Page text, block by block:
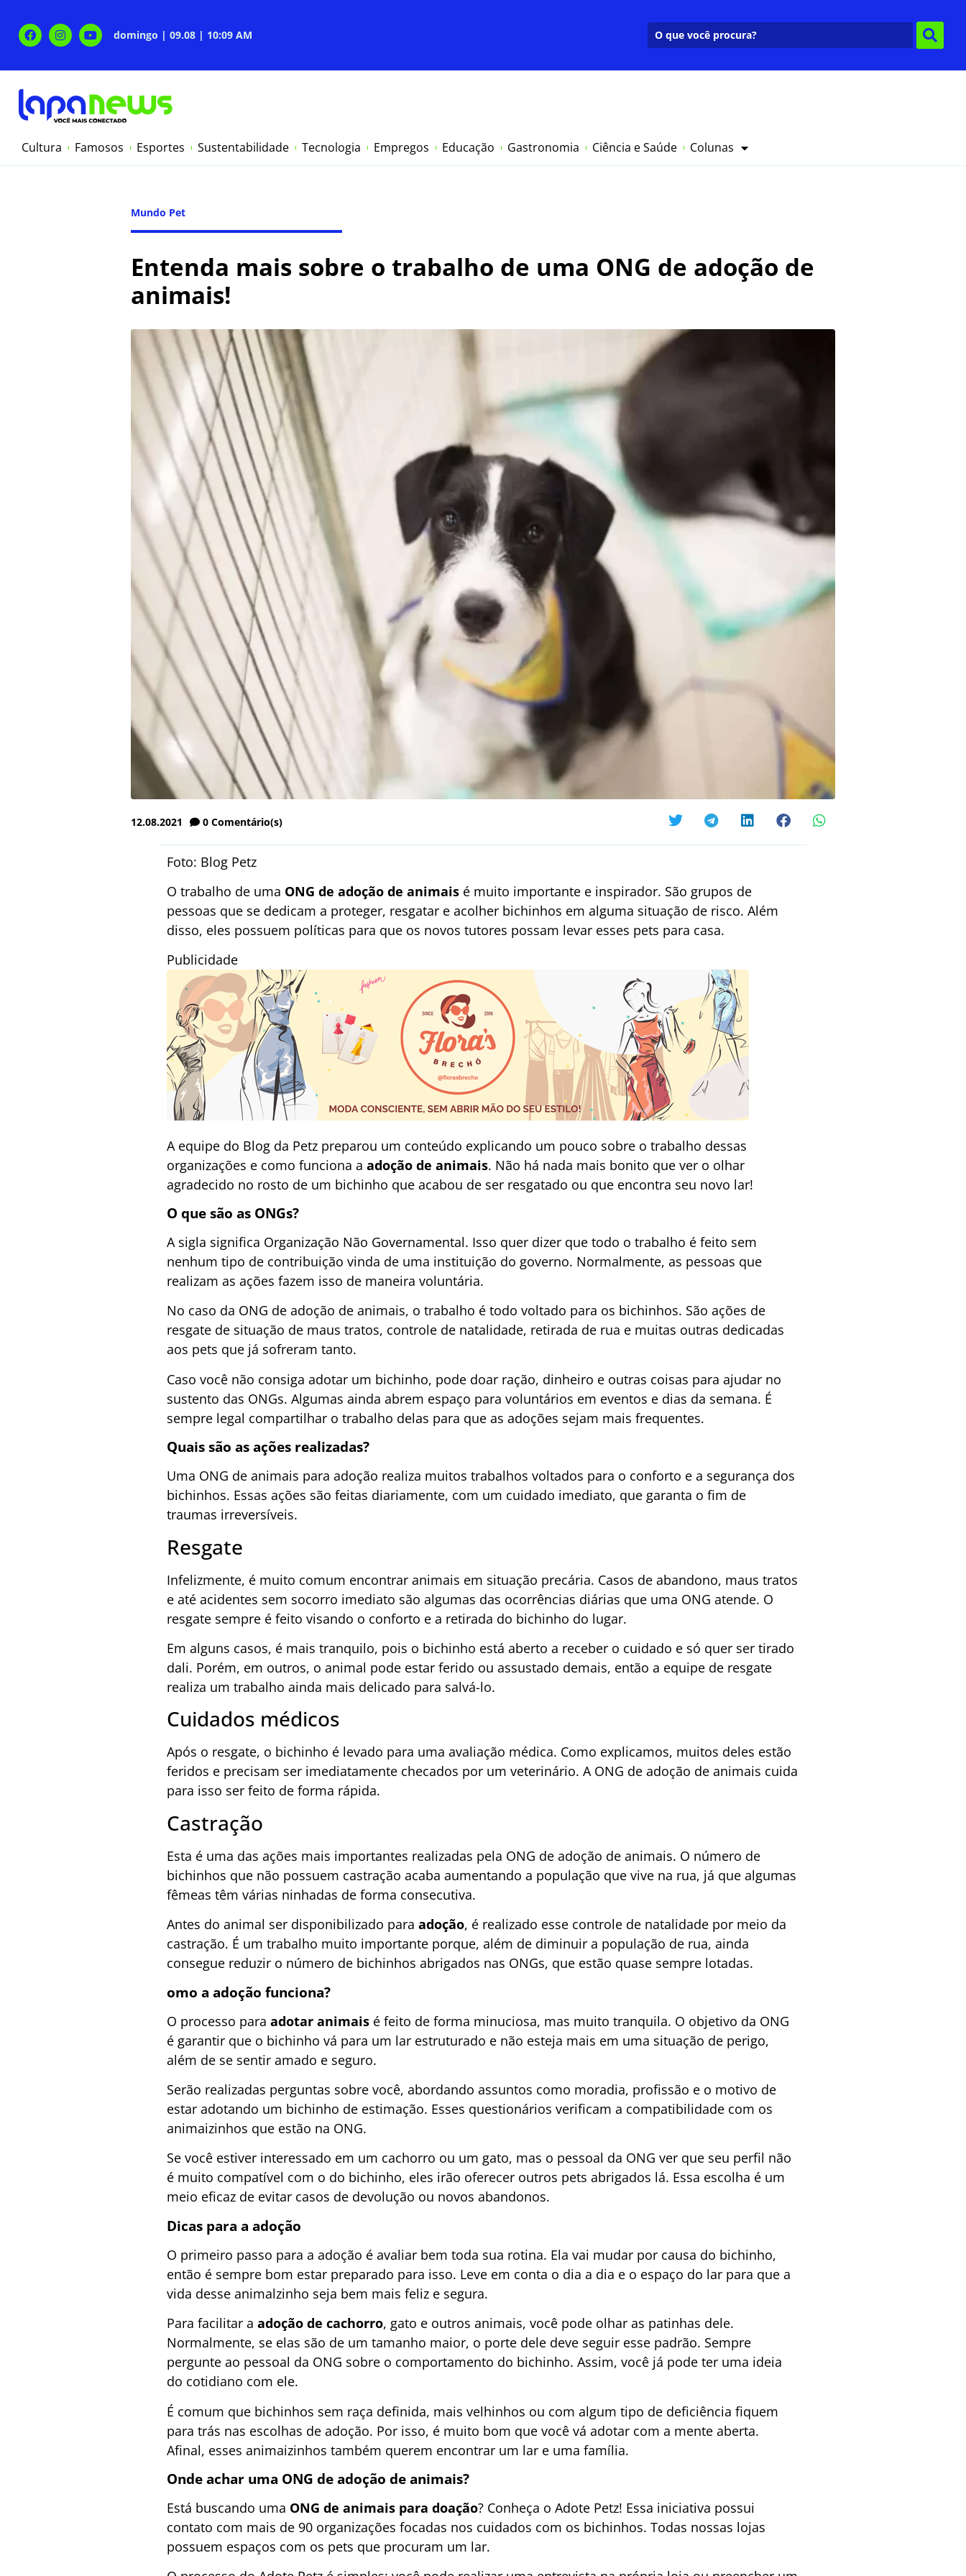
domingo | 09.08 | 10:09 AM
Cultura Famosos Esportes Sustentabilidade Tecnologia Empregos Educação Gastronomia Ciência e Saúde Colunas
Mundo Pet
Entenda mais sobre o trabalho de uma ONG de adoção de
animais!
12.08.2021 0 Comentário(s)
Foto: Blog Petz
O trabalho de uma ONG de adoção de animais é muito importante e inspirador. São grupos de
pessoas que se dedicam a proteger, resgatar e acolher bichinhos em alguma situação de risco. Além
disso, eles possuem políticas para que os novos tutores possam levar esses pets para casa.
Publicidade
A equipe do Blog da Petz preparou um conteúdo explicando um pouco sobre o trabalho dessas
organizações e como funciona a adoção de animais. Não há nada mais bonito que ver o olhar
agradecido no rosto de um bichinho que acabou de ser resgatado ou que encontra seu novo lar!
O que são as ONGs?
A sigla significa Organização Não Governamental. Isso quer dizer que todo o trabalho é feito sem
nenhum tipo de contribuição vinda de uma instituição do governo. Normalmente, as pessoas que
realizam as ações fazem isso de maneira voluntária.
No caso da ONG de adoção de animais, o trabalho é todo voltado para os bichinhos. São ações de
resgate de situação de maus tratos, controle de natalidade, retirada de rua e muitas outras dedicadas
aos pets que já sofreram tanto.
Caso você não consiga adotar um bichinho, pode doar ração, dinheiro e outras coisas para ajudar no
sustento das ONGs. Algumas ainda abrem espaço para voluntários em eventos e dias da semana. É
sempre legal compartilhar o trabalho delas para que as adoções sejam mais frequentes.
Quais são as ações realizadas?
Uma ONG de animais para adoção realiza muitos trabalhos voltados para o conforto e a segurança dos
bichinhos. Essas ações são feitas diariamente, com um cuidado imediato, que garanta o fim de
traumas irreversíveis.
Resgate
Infelizmente, é muito comum encontrar animais em situação precária. Casos de abandono, maus tratos
e até acidentes sem socorro imediato são algumas das ocorrências diárias que uma ONG atende. O
resgate sempre é feito visando o conforto e a retirada do bichinho do lugar.
Em alguns casos, é mais tranquilo, pois o bichinho está aberto a receber o cuidado e só quer ser tirado
dali. Porém, em outros, o animal pode estar ferido ou assustado demais, então a equipe de resgate
realiza um trabalho ainda mais delicado para salvá-lo.
Cuidados médicos
Após o resgate, o bichinho é levado para uma avaliação médica. Como explicamos, muitos deles estão
feridos e precisam ser imediatamente checados por um veterinário. A ONG de adoção de animais cuida
para isso ser feito de forma rápida.
Castração
Esta é uma das ações mais importantes realizadas pela ONG de adoção de animais. O número de
bichinhos que não possuem castração acaba aumentando a população que vive na rua, já que algumas
fêmeas têm várias ninhadas de forma consecutiva.
Antes do animal ser disponibilizado para adoção, é realizado esse controle de natalidade por meio da
castração. É um trabalho muito importante porque, além de diminuir a população de rua, ainda
consegue reduzir o número de bichinhos abrigados nas ONGs, que estão quase sempre lotadas.
omo a adoção funciona?
O processo para adotar animais é feito de forma minuciosa, mas muito tranquila. O objetivo da ONG
é garantir que o bichinho vá para um lar estruturado e não esteja mais em uma situação de perigo,
além de se sentir amado e seguro.
Serão realizadas perguntas sobre você, abordando assuntos como moradia, profissão e o motivo de
estar adotando um bichinho de estimação. Esses questionários verificam a compatibilidade com os
animaizinhos que estão na ONG.
Se você estiver interessado em um cachorro ou um gato, mas o pessoal da ONG ver que seu perfil não
é muito compatível com o do bichinho, eles irão oferecer outros pets abrigados lá. Essa escolha é um
meio eficaz de evitar casos de devolução ou novos abandonos.
Dicas para a adoção
O primeiro passo para a adoção é avaliar bem toda sua rotina. Ela vai mudar por causa do bichinho,
então é sempre bom estar preparado para isso. Leve em conta o dia a dia e o espaço do lar para que a
vida desse animalzinho seja bem mais feliz e segura.
Para facilitar a adoção de cachorro, gato e outros animais, você pode olhar as patinhas dele.
Normalmente, se elas são de um tamanho maior, o porte dele deve seguir esse padrão. Sempre
pergunte ao pessoal da ONG sobre o comportamento do bichinho. Assim, você já pode ter uma ideia
do cotidiano com ele.
É comum que bichinhos sem raça definida, mais velhinhos ou com algum tipo de deficiência fiquem
para trás nas escolhas de adoção. Por isso, é muito bom que você vá adotar com a mente aberta.
Afinal, esses animaizinhos também querem encontrar um lar e uma família.
Onde achar uma ONG de adoção de animais?
Está buscando uma ONG de animais para doação? Conheça o Adote Petz! Essa iniciativa possui
contato com mais de 90 organizações focadas nos cuidados com os bichinhos. Todas nossas lojas
possuem espaços com os pets que procuram um lar.